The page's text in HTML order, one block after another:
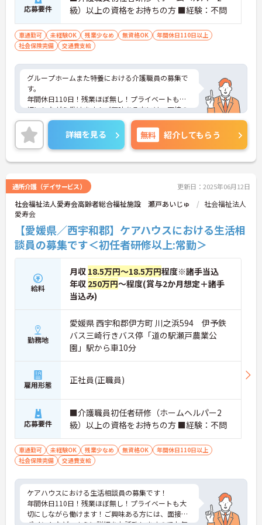
応募要件
級）以上の資格をお持ちの方 ■経験：不問
車通勤可 未経験OK 残業少なめ 無資格OK
年間休日110日以上
社会保険完備
交通費支給
グループホームまた特養における介護職員の募集で
す。
年間休日110日！残業ほぼ無し！プライベートも大
切にしながら働けます！ご興味ある方には、面接の
ポイントなど、さらに詳細をお話致しますのでお気
軽にご相談ください。
詳細を見る 無料 紹介してもらう
通所介護（デイサービス） 更新日：2025年06月12日
社会福祉法人愛寿会高齢者総合福祉施設 瀬戸あいじゅ
社会福祉法人
愛寿会
【愛媛県／西宇和郡】ケアハウスにおける生活相
談員の募集です＜初任者研修以上:常勤＞
給料
月収 18.5万円～18.5万円程度※諸手当込
年収 250万円～程度(賞与2か月想定＋諸手
当込み)
勤務地
愛媛県 西宇和郡伊方町 川之浜594 伊予鉄
バス三崎行きバス停「道の駅瀬戸農業公
園」駅から車10分
雇用形態 正社員(正職員)
応募要件
■介護職員初任者研修（ホームヘルパー2
級）以上の資格をお持ちの方 ■経験：不問
車通勤可 未経験OK 残業少なめ 無資格OK
年間休日110日以上
社会保険完備
交通費支給
ケアハウスにおける生活相談員の募集です！
年間休日110日！残業ほぼ無し！プライベートも大
切にしながら働けます！ご興味ある方には、面接の